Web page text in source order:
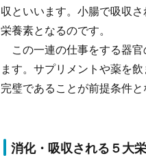
収といいます。小腸で吸収
栄養素となるのです。
この一連の仕事をする器官
ます。サプリメントや薬を
完璧であることが前提条件と
消化・吸収される５大